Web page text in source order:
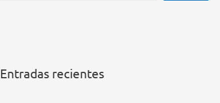
Entradas recientes